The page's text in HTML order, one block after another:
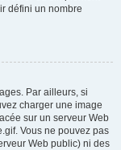
défini un nombre
Par ailleurs, si
charger une image
sur un serveur Web
Vous ne pouvez pas
Web public) ni des